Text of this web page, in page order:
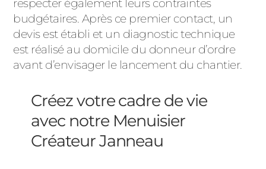
respecter également leurs contraintes
budgétaires. Après ce premier contact, un
devis est établi et un diagnostic technique
est réalisé au domicile du donneur d’ordre
avant d’envisager le lancement du chantier.
Créez votre cadre de vie
avec notre Menuisier
Créateur Janneau